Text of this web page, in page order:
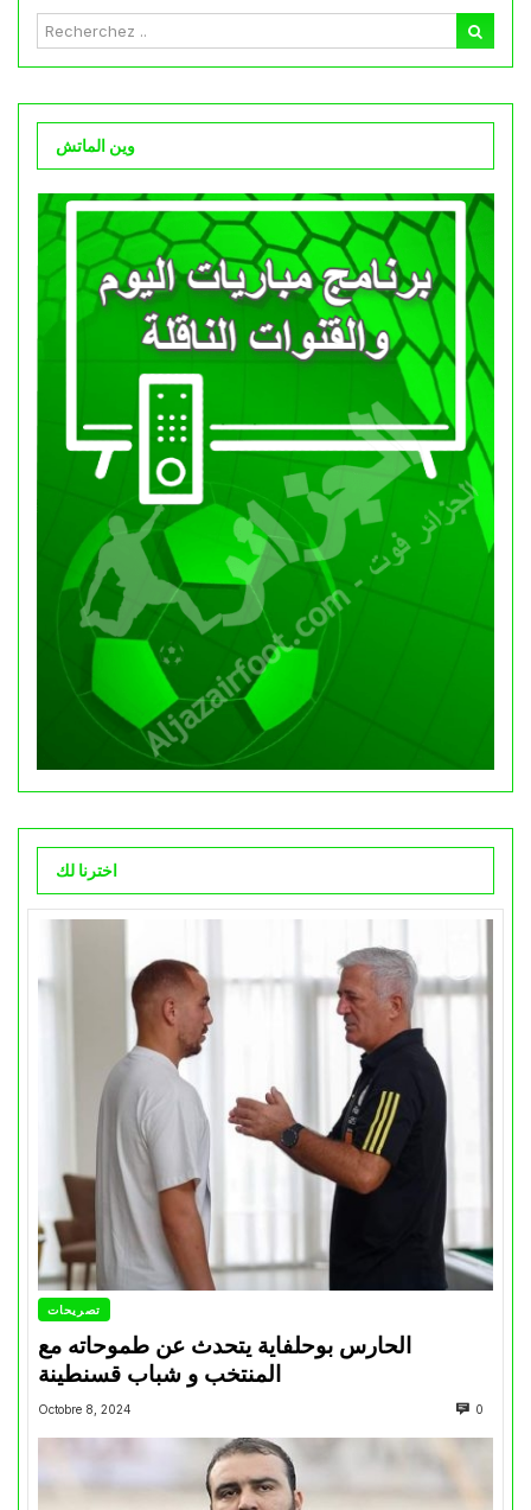
وين الماتش
اخترنا لك
تصريحات
الحارس بوحلفاية يتحدث عن طموحاته مع
المنتخب و شباب قسنطينة
Octobre 8, 2024 0